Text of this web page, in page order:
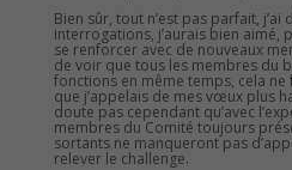
Bien sûr, tout n’est pas parfait,
interrogations, j’aurais bien aimé,
se renforcer avec de nouveaux
de voir que tous les membres du
fonctions en même temps, cela
que j’appelais de mes vœux plus
doute pas cependant qu’avec
membres du Comité toujours
sortants ne manqueront pas
relever le challenge.